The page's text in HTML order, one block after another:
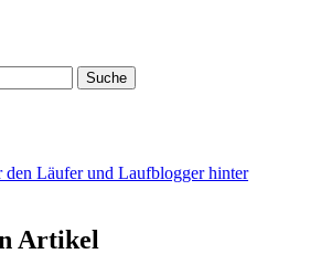
den Läufer und Laufblogger hinter
Artikel